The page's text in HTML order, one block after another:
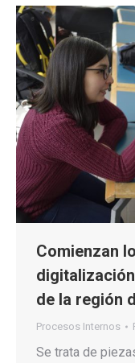
Comienzan
de la región
Procesos Internos
Se trata de